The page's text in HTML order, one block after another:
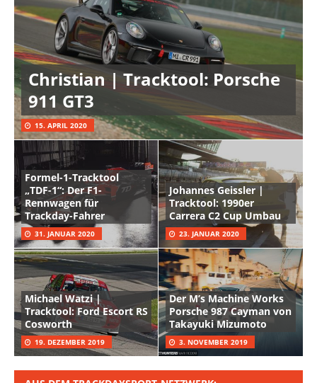
Christian | Tracktool: Porsche
911 GT3
15. APRIL 2020
Formel-1-Tracktool
„TDF-1“: Der F1-
Rennwagen für
Trackday-Fahrer
31. JANUAR 2020
Johannes Geissler |
Tracktool: 1990er
Carrera C2 Cup Umbau
23. JANUAR 2020
Michael Watzi |
Tracktool: Ford Escort RS
Cosworth
19. DEZEMBER 2019
Der M’s Machine Works
Porsche 987 Cayman von
Takayuki Mizumoto
3. NOVEMBER 2019